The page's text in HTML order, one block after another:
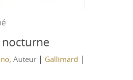
, Auteur | Gallimard |